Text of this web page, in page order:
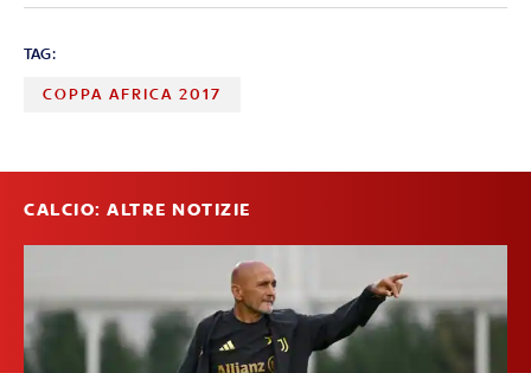
TAG:
COPPA AFRICA 2017
CALCIO: ALTRE NOTIZIE